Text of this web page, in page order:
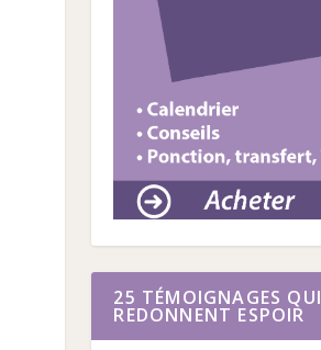
25 TÉMOIGNAGES QUI
REDONNENT ESPOIR